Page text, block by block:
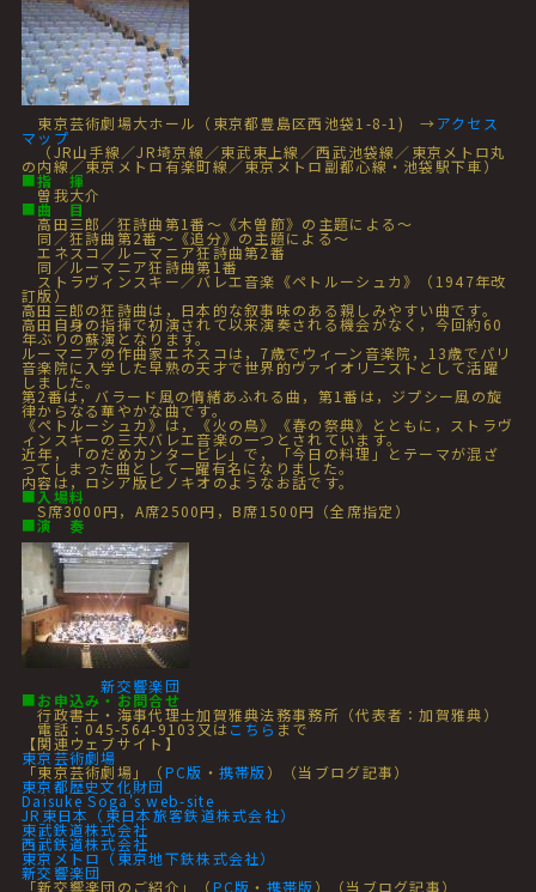
東京芸術劇場大ホール（東京都豊島区西池袋1-8-1) →アクセス
マップ
（JR山手線／JR埼京線／東武東上線／西武池袋線／東京メトロ丸
の内線／東京メトロ有楽町線／東京メトロ副都心線・池袋駅下車）
■指 揮
曽我大介
■曲 目
高田三郎／狂詩曲第1番～《木曽節》の主題による～
同／狂詩曲第2番～《追分》の主題による～
エネスコ／ルーマニア狂詩曲第2番
同／ルーマニア狂詩曲第1番
ストラヴィンスキー／バレエ音楽《ペトルーシュカ》（1947年改
訂版）
高田三郎の狂詩曲は，日本的な叙事味のある親しみやすい曲です。
高田自身の指揮で初演されて以来演奏される機会がなく，今回約60
年ぶりの蘇演となります。
ルーマニアの作曲家エネスコは，7歳でウィーン音楽院，13歳でパリ
音楽院に入学した早熟の天才で世界的ヴァイオリニストとして活躍
しました。
第2番は，バラード風の情緒あふれる曲，第1番は，ジプシー風の旋
律からなる華やかな曲です。
《ペトルーシュカ》は，《火の鳥》《春の祭典》とともに，ストラヴ
ィンスキーの三大バレエ音楽の一つとされています。
近年，「のだめカンタービレ」で，「今日の料理」とテーマが混ざ
ってしまった曲として一躍有名になりました。
内容は，ロシア版ピノキオのようなお話です。
■ 入場料
S席3000円，A席2500円，B席1500円（全席指定）
■演 奏
新交響楽団
■お申込み・お問合せ
行政書士・海事代理士加賀雅典法務事務所（代表者：加賀雅典）
電話：045-564-9103又は こちらまで
【関連ウェブサイト】
東京芸術劇場
「東京芸術劇場」（PC版 ・ 携帯版）（当ブログ記事）
東京都歴史文化財団
Daisuke Soga's web-site
JR東日本（東日本旅客鉄道株式会社）
東武鉄道株式会社
西武鉄道株式会社
東京メトロ（東京地下鉄株式会社）
新交響楽団
「新交響楽団のご紹介」（PC版 ・ 携帯版）（当ブログ記事）